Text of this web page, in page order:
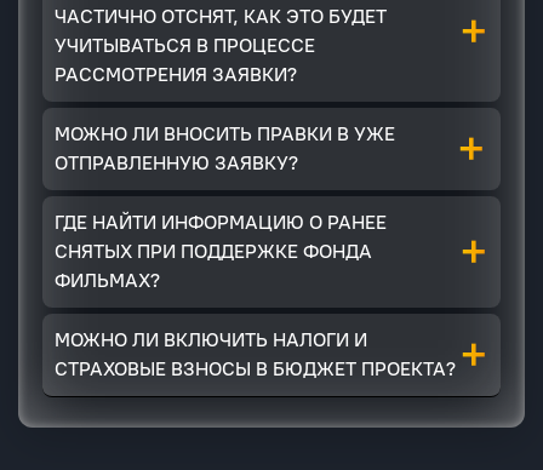
ЧАСТИЧНО ОТСНЯТ, КАК ЭТО БУДЕТ
УЧИТЫВАТЬСЯ В ПРОЦЕССЕ
РАССМОТРЕНИЯ ЗАЯВКИ?
+
МОЖНО ЛИ ВНОСИТЬ ПРАВКИ В УЖЕ
ОТПРАВЛЕННУЮ ЗАЯВКУ?
+
ГДЕ НАЙТИ ИНФОРМАЦИЮ О РАНЕЕ
СНЯТЫХ ПРИ ПОДДЕРЖКЕ ФОНДА
ФИЛЬМАХ?
+
МОЖНО ЛИ ВКЛЮЧИТЬ НАЛОГИ И
СТРАХОВЫЕ ВЗНОСЫ В БЮДЖЕТ ПРОЕКТА? +